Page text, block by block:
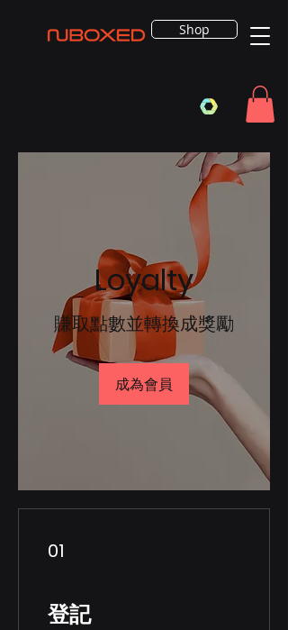
Shop
Loyalty
賺取點數並轉換成獎勵
成為會員
01
登記